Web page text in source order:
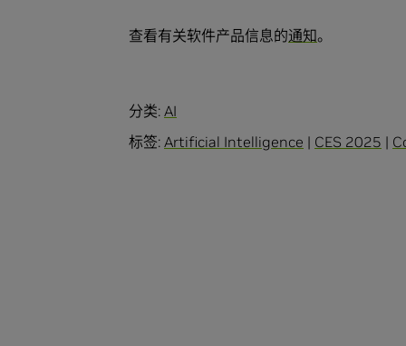
查看有关软件产品信息的通知。
分类: AI
标签: Artificial Intelligence | CES 2025 |